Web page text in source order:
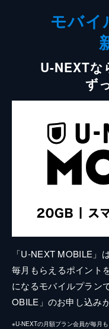
モバ
U-NEXTな
ず
「U-NEXT MOBILE」
毎月もらえるポイント
になるモバイルプラン
OBILE」のお申し込み
※U-NEXTの月額プラン会員が毎月